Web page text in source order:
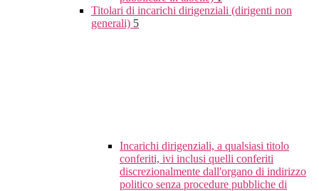
Titolari di incarichi dirigenziali (dirigenti non
generali) 5
Incarichi dirigenziali, a qualsiasi titolo
conferiti, ivi inclusi quelli conferiti
discrezionalmente dall'organo di indirizzo
politico senza procedure pubbliche di